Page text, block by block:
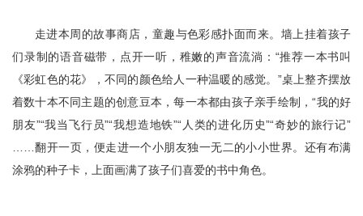
走进本周的故事商店，童趣与色彩感扑面而来。墙上挂着孩子
们录制的语音磁带，点开一听，稚嫩的声音流淌：“推荐一本书叫
《彩虹色的花》，不同的颜色给人一种温暖的感觉。”桌上整齐摆放
着数十本不同主题的创意豆本，每一本都由孩子亲手绘制，“我的好
朋友”“我当飞行员”“我想造地铁”“人类的进化历史”“奇妙的旅行记”
……翻开一页，便走进一个小朋友独一无二的小小世界。还有布满
涂鸦的种子卡，上面画满了孩子们喜爱的书中角色。